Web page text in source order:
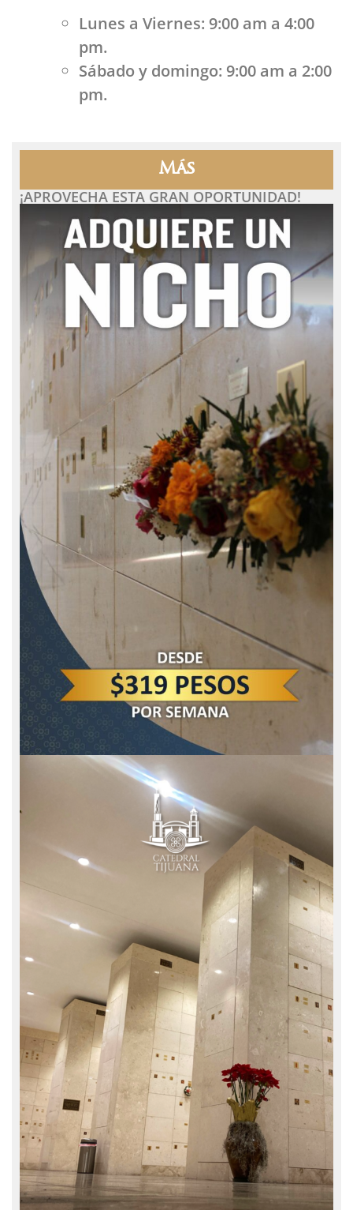
Lunes a Viernes: 9:00 am a 4:00
pm.
Sábado y domingo: 9:00 am a 2:00
pm.
Más
¡APROVECHA ESTA GRAN OPORTUNIDAD!